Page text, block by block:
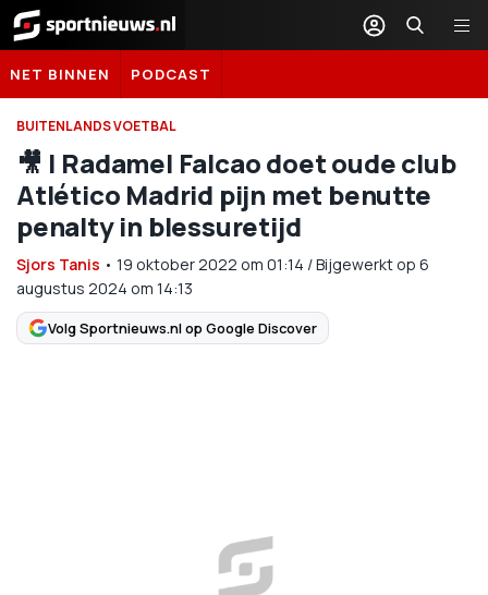
Sportnieuws.nl
NET BINNEN PODCAST
BUITENLANDS VOETBAL
🎥 | Radamel Falcao doet oude club
Atlético Madrid pijn met benutte
penalty in blessuretijd
Sjors Tanis • 19 oktober 2022 om 01:14 /Bijgewerkt op 6
augustus 2024 om 14:13
Volg Sportnieuws.nl op Google Discover